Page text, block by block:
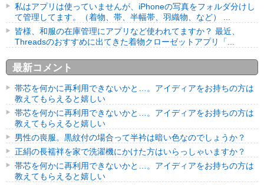
私はアプリは使っていませんが、iPhoneの写真をフォルダ分けし
て管理してます。（着物、帯、半幅帯、羽織物、など） ...
皆様、和服の在庫管理にアプリなど使われてますか？ 最近、
Threadsのおすすめに出てきた着物クローゼットアプリ「...
最新コメント
帯芯を何かに再利用できないかと…。アイディアをお持ちの方は
教えてもらえると嬉しい
帯芯を何かに再利用できないかと…。アイディアをお持ちの方は
教えてもらえると嬉しい
男性の喪服。黒紋付の場合って半衿は暗い色なのでしょうか？
正絹の長襦袢を家で洗濯機にかけた方はいらっしゃいますか？
帯芯を何かに再利用できないかと…。アイディアをお持ちの方は
教えてもらえると嬉しい